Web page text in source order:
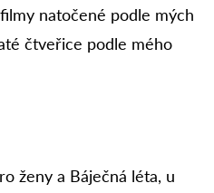
natočené podle mých
čtveřice podle mého
ženy a Báječná léta, u